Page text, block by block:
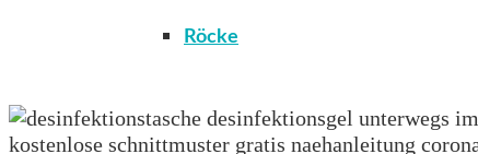
Röcke